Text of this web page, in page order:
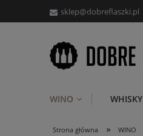
sklep@dobreflaszki.pl
WINO WHISKY
Strona główna » WINO